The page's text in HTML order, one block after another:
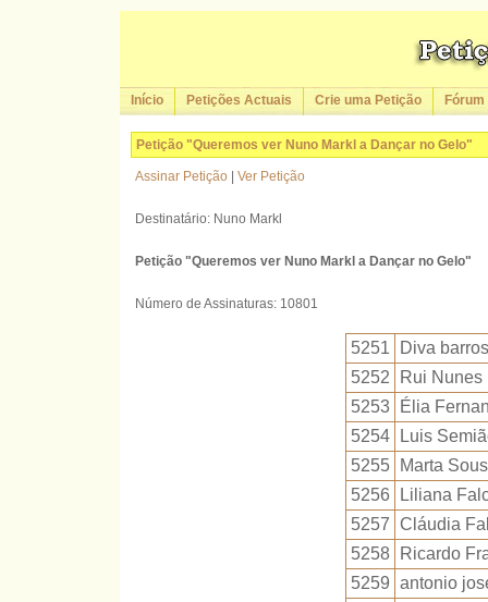
Início Petições Actuais Crie uma Petição Fórum
Petição "Queremos ver Nuno Markl a Dançar no Gelo"
Assinar Petição Ver Petição
Destinatário: Nuno Markl
Petição "Queremos ver Nuno Markl a Dançar no Gelo"
Número de Assinaturas: 10801
5251
Diva barros
5252
Rui Nunes
5253
Élia
5254
Luis
5255
Marta
5256
Liliana
5257 Cláudia
5258
Ricardo
5259 antonio